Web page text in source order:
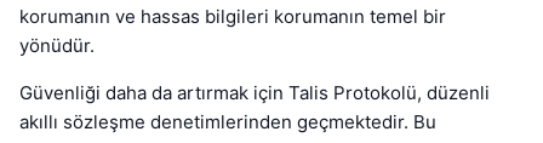
korumanın ve hassas bilgileri korumanın temel bir
yönüdür.
Güvenliği daha da artırmak için Talis Protokolü, düzenli
akıllı sözleşme denetimlerinden geçmektedir. Bu